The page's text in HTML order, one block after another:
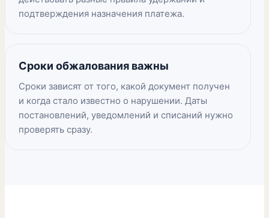
подтверждения назначения платежа.
Сроки обжалования важны
Сроки зависят от того, какой документ получен
и когда стало известно о нарушении. Даты
постановлений, уведомлений и списаний нужно
проверять сразу.